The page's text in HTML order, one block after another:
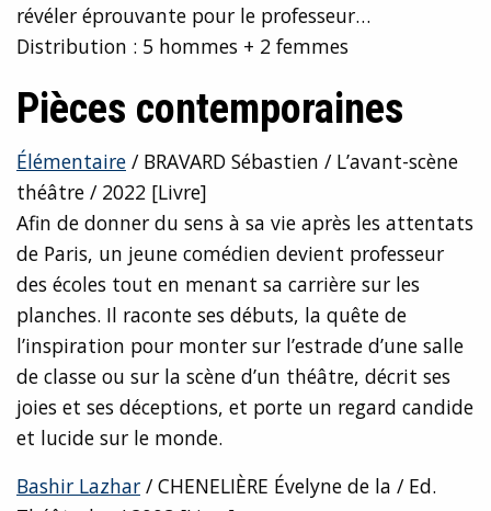
révéler éprouvante pour le professeur…
Distribution : 5 hommes + 2 femmes
Pièces contemporaines
Élémentaire / BRAVARD Sébastien / L’avant-scène
théâtre / 2022 [Livre]
Afin de donner du sens à sa vie après les attentats
de Paris, un jeune comédien devient professeur
des écoles tout en menant sa carrière sur les
planches. Il raconte ses débuts, la quête de
l’inspiration pour monter sur l’estrade d’une salle
de classe ou sur la scène d’un théâtre, décrit ses
joies et ses déceptions, et porte un regard candide
et lucide sur le monde.
Bashir Lazhar / CHENELIÈRE Évelyne de la / Ed.